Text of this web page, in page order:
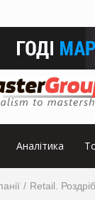
Аналітика
Retail.